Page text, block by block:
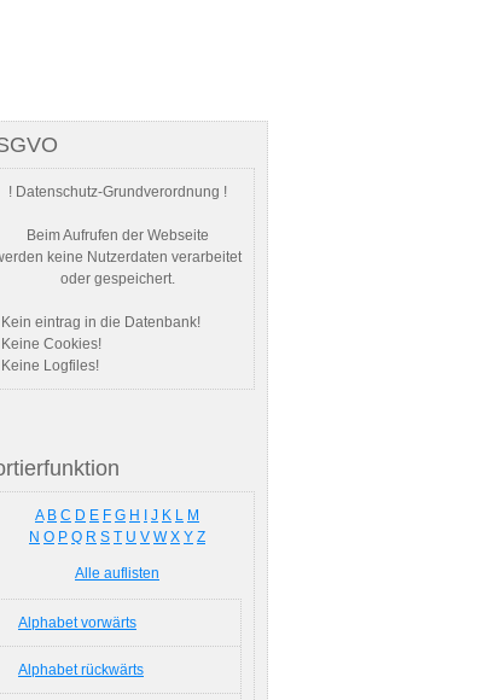
! Datenschutz-Grundverordnung !
Beim Aufrufen der Webseite
keine Nutzerdaten verarbeitet
oder gespeichert.
eintrag in die Datenbank!
Cookies!
Logfiles!
A B C D E F G H J K L M
N O P Q R S T U V W X Y Z
Alle auflisten
Alphabet vorwärts
Alphabet rückwärts